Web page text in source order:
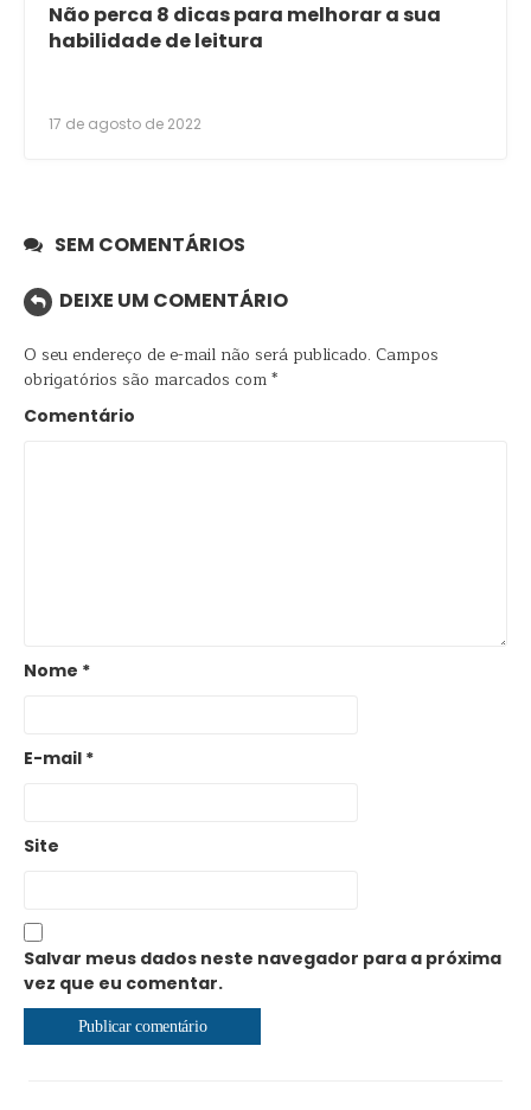
Não perca 8 dicas para melhorar a sua
habilidade de leitura
17 de agosto de 2022
SEM COMENTÁRIOS
DEIXE UM COMENTÁRIO
O seu endereço de e-mail não será publicado. Campos
obrigatórios são marcados com*
Comentário
Nome *
E-mail *
Site
Salvar meus dados neste navegador para a próxima
vez que eu comentar.